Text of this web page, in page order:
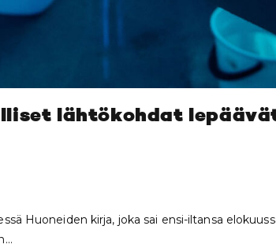
lähtökohdat
Huoneiden kirja, joka sai ensi-iltansa